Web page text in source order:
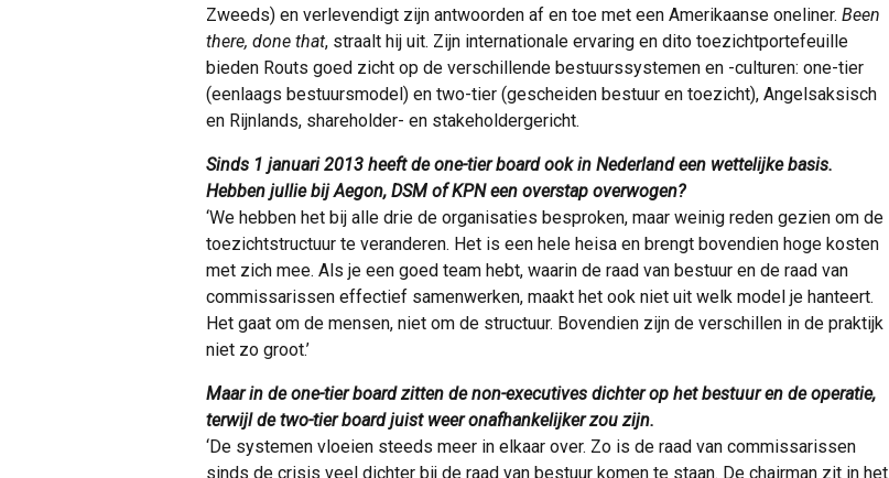
Zweeds) en verlevendigt zijn antwoorden af en toe met een Amerikaanse oneliner. Been
there, done that, straalt hij uit. Zijn internationale ervaring en dito toezichtportefeuille
bieden Routs goed zicht op de verschillende bestuurssystemen en -culturen: one-tier
(eenlaags bestuursmodel) en two-tier (gescheiden bestuur en toezicht), Angelsaksisch
en Rijnlands, shareholder- en stakeholdergericht.
Sinds 1 januari 2013 heeft de one-tier board ook in Nederland een wettelijke basis.
Hebben jullie bij Aegon, DSM of KPN een overstap overwogen?
‘We hebben het bij alle drie de organisaties besproken, maar weinig reden gezien om de
toezichtstructuur te veranderen. Het is een hele heisa en brengt bovendien hoge kosten
met zich mee. Als je een goed team hebt, waarin de raad van bestuur en de raad van
commissarissen ef­fectief samenwerken, maakt het ook niet uit welk model je hanteert.
Het gaat om de mensen, niet om de structuur. Bovendien zijn de verschillen in de praktijk
niet zo groot.’
Maar in de one-tier board zitten de non-executives dichter op het bestuur en de operatie,
terwijl de two-tier board juist weer onafhankelijker zou zijn.
‘De systemen vloeien steeds meer in elkaar over. Zo is de raad van commissarissen
sinds de crisis veel dichter bij de raad van bestuur komen te staan. De chairman zit in het